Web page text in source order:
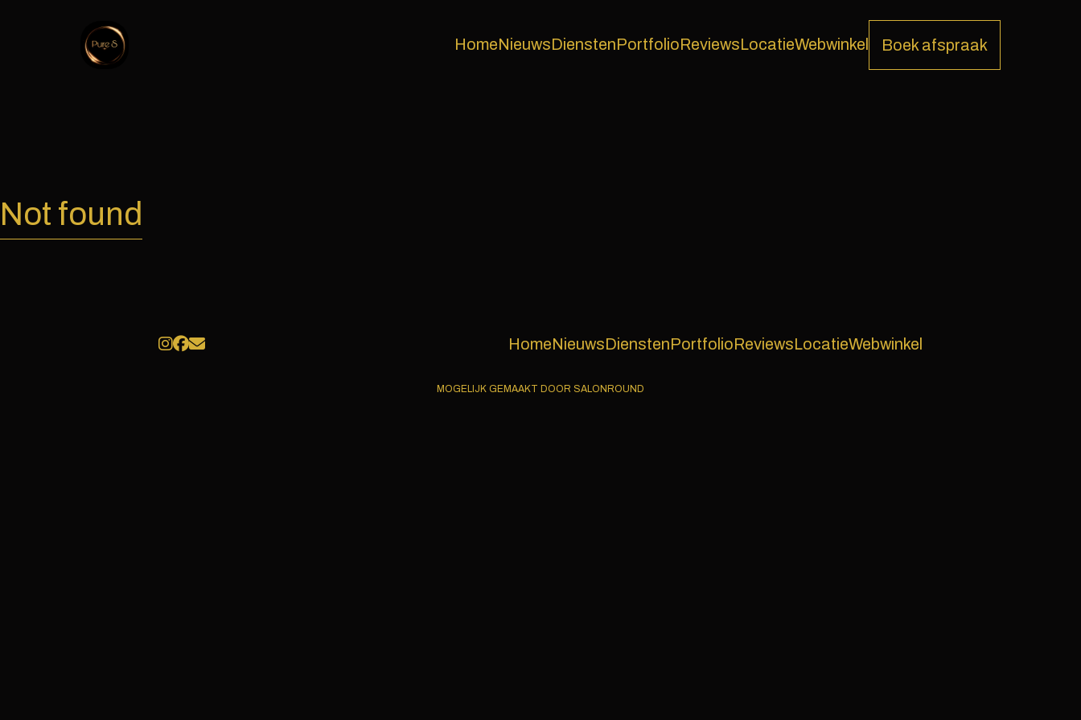
HomeNieuwsDienstenPortfolioReviewsLocatieWebwinkel Boek afspraak
Not found
HomeNieuwsDienstenPortfolioReviewsLocatieWebwinkel
MOGELIJK GEMAAKT DOOR SALONROUND